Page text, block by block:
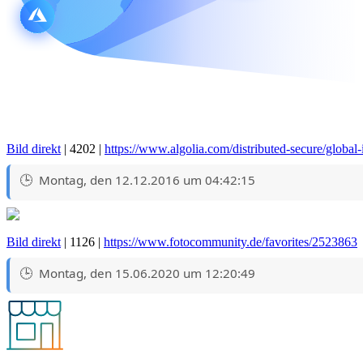
Bild direkt| 4202 | https://www.algolia.com/distributed-secure/
Montag, den 12.12.2016 um 04:42:15
Bild direkt| 1126 | https://www.fotocommunity.de/favorites/2523863
Montag, den 15.06.2020 um 12:20:49